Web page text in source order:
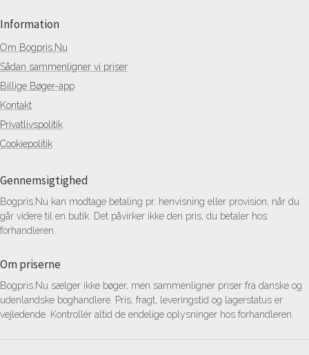
Information
Om Bogpris.Nu
Sådan sammenligner vi priser
Billige Bøger-app
Kontakt
Privatlivspolitik
Cookiepolitik
Gennemsigtighed
Bogpris.Nu kan modtage betaling pr. henvisning eller provision, når du
går videre til en butik. Det påvirker ikke den pris, du betaler hos
forhandleren.
Om priserne
Bogpris.Nu sælger ikke bøger, men sammenligner priser fra danske og
udenlandske boghandlere. Pris, fragt, leveringstid og lagerstatus er
vejledende. Kontrollér altid de endelige oplysninger hos forhandleren.